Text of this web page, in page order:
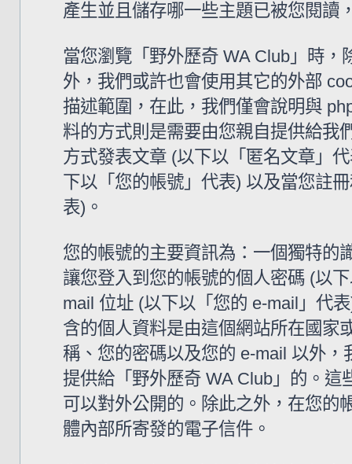
產生並且儲存哪一些主題已被您閱讀
當您瀏覽「野外歷奇 WA Club」時
外，我們或許也會使用其它的外部
描述範圍，在此，我們僅會說明與
料的方式則是需要由您親自提供給我
方式發表文章 (以下以「匿名文章」
下以「您的帳號」代表) 以及當您註
表)。
您的帳號的主要資訊為：一個獨特的
讓您登入到您的帳號的個人密碼 (以
mail 位址 (以下以「您的 e-mail」代
含的個人資料是由這個網站所在國家
稱、您的密碼以及您的 e-mail 以外
提供給「野外歷奇 WA Club」的。
可以對外公開的。除此之外，在您的
體內部所寄發的電子信件。